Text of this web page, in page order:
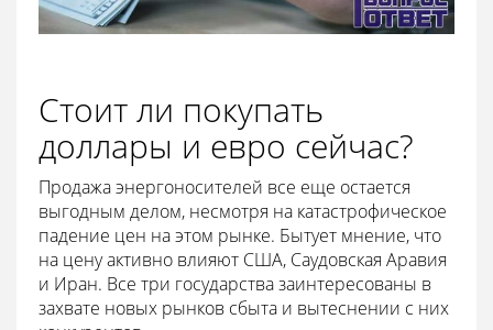
Стоит ли покупать
доллары и евро сейчас?
Продажа энергоносителей все еще остается
выгодным делом, несмотря на катастрофическое
падение цен на этом рынке. Бытует мнение, что
на цену активно влияют США, Саудовская Аравия
и Иран. Все три государства заинтересованы в
захвате новых рынков сбыта и вытеснении с них